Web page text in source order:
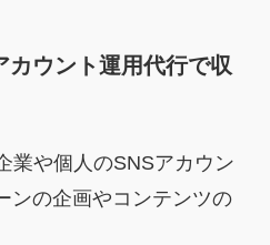
カウント運用代行で収
業や個人のSNSアカウン
ンの企画やコンテンツの